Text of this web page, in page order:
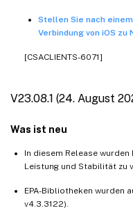
Stellen Sie nach
Verbindung von iOS
[CSACLIENTS-6071]
V23.08.1 (24. August
Was ist neu
In diesem Release
Leistung und Stabilität zu
EPA-Bibliotheken wurden
v4.3.3122).